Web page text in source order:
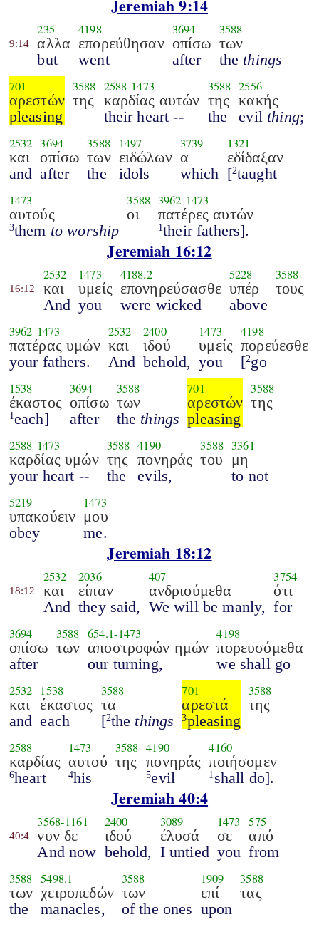
Jeremiah 9:14
9:14
235
αλλα
but
4198
επορεύθησαν
went
3694
οπίσω
after
3588
των
the things
701
αρεστών
pleasing
3588
της
2588-1473
καρδίας αυτών
their heart --
3588
της
the
2556
κακής
evil thing;
2532
και
and
3694
οπίσω
after
3588
των
the
1497
ειδώλων
idols
3739
α
which
1321
εδίδαξαν
[2taught
1473
αυτούς
3them to worship
3588
οι
3962-1473
πατέρες αυτών
1their fathers].
Jeremiah 16:12
16:12
2532
και
And
1473
υμείς
you
4188.2
επονηρεύσασθε
were wicked
5228
υπέρ
above
3588
τους
3962-1473
πατέρας υμών
your fathers.
2532
και
And
2400
ιδού
behold,
1473
υμείς
you
4198
πορεύεσθε
[2go
1538
έκαστος
1 each]
3694
οπίσω
after
3588
των
the things
701
αρεστών
pleasing
3588
της
2588-1473
καρδίας υμών
your heart --
3588
της
the
4190
πονηράς
evils,
3588
του
3361
μη
to not
5219
υπακούειν
obey
1473
μου
me.
Jeremiah 18:12
18:12
2532
και
And
2036
είπαν
they said,
407
ανδριούμεθα
We will be manly,
3754
ότι
for
3694
οπίσω
after
3588
των
654.1-1473
αποστροφών ημών
our turning,
4198
πορευσόμεθα
we shall go
2532
και
and
1538
έκαστος
each
3588
τα
[2the things
701
αρεστά
3pleasing
3588
της
2588
καρδίας
6heart
1473
αυτού
4his
3588
της
4190
πονηράς
5evil
4160
ποιήσομεν
1 shall do].
Jeremiah 40:4
40:4
3568-1161
νυν δε
And now
2400
ιδού
behold,
3089
έλυσά
I untied
1473
σε
you
575
από
from
3588
των
the
5498.1
χειροπεδών
manacles,
3588
των
of the ones
1909
επί
upon
3588
τας